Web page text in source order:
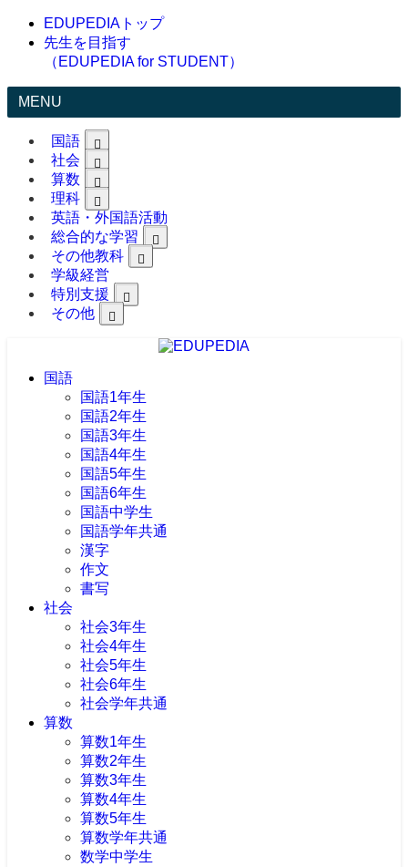
EDUPEDIAトップ
先生を目指す
（EDUPEDIA for STUDENT）
MENU
国語
社会
算数
理科
英語・外国語活動
総合的な学習
その他教科
学級経営
特別支援
その他
国語
国語1年生
国語2年生
国語3年生
国語4年生
国語5年生
国語6年生
国語中学生
国語学年共通
漢字
作文
書写
社会
社会3年生
社会4年生
社会5年生
社会6年生
社会学年共通
算数
算数1年生
算数2年生
算数3年生
算数4年生
算数5年生
算数学年共通
数学中学生